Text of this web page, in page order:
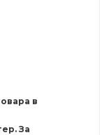
в
За